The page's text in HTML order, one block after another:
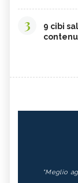
3
9 cibi
"Meglio